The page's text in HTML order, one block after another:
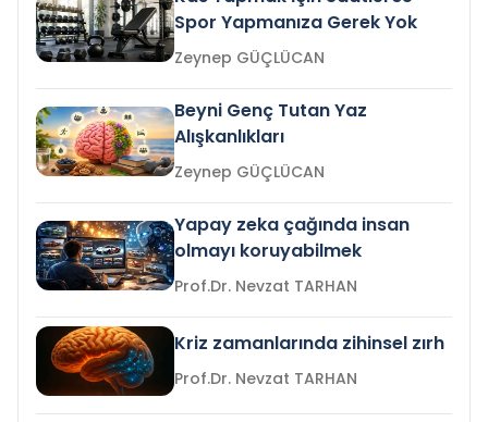
Spor Yapmanıza Gerek Yok
Zeynep GÜÇLÜCAN
Beyni Genç Tutan Yaz
Alışkanlıkları
Zeynep GÜÇLÜCAN
Yapay zeka çağında insan
olmayı koruyabilmek
Prof.Dr. Nevzat TARHAN
Kriz zamanlarında zihinsel zırh
Prof.Dr. Nevzat TARHAN